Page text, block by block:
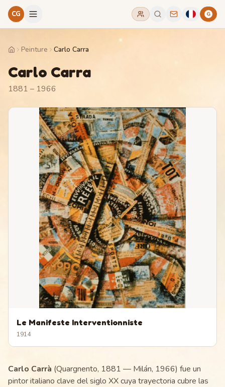
CG G
HomePeinture Carlo Carra
Carlo Carra
1881 – 1966
Le Manifeste Interventionniste
1914
Carlo Carrà (Quargnento, 1881 — Milán, 1966) fue un
pintor italiano clave del siglo XX cuya trayectoria cubre las